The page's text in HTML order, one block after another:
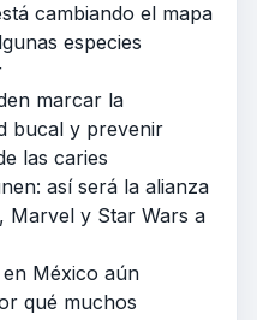
cambiando el mapa
especies
marcar la
bucal y prevenir
las caries
así será la alianza
Marvel y Star Wars a
México aún
qué muchos